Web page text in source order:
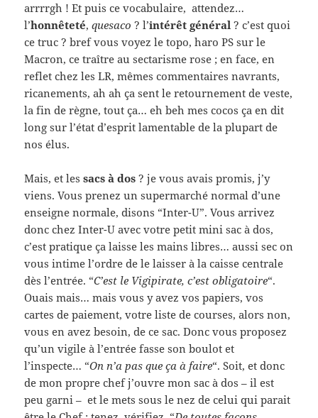
arrrrgh ! Et puis ce vocabulaire, attendez…
l’honnêteté,quesaco ? l’intérêt général ? c’est quoi
ce truc ? bref vous voyez le topo, haro PS sur le
Macron, ce traître au sectarisme rose ; en face, en
reflet chez les LR, mêmes commentaires navrants,
ricanements, ah ah ça sent le retournement de veste,
la fin de règne, tout ça… eh beh mes cocos ça en dit
long sur l’état d’esprit lamentable de la plupart de
nos élus.
Mais, et lessacs à dos ? je vous avais promis, j’y
viens. Vous prenez un supermarché normal d’une
enseigne normale, disons “Inter-U”. Vous arrivez
donc chez Inter-U avec votre petit mini sac à dos,
c’est pratique ça laisse les mains libres… aussi sec on
vous intime l’ordre de le laisser à la caisse centrale
dès l’entrée. “C’est le Vigipirate, c’est obligatoire“.
Ouais mais… mais vous y avez vos papiers, vos
cartes de paiement, votre liste de courses, alors non,
vous en avez besoin, de ce sac. Donc vous proposez
qu’un vigile à l’entrée fasse son boulot et
l’inspecte… “On n’a pas que ça à faire“. Soit, et donc
de mon propre chef j’ouvre mon sac à dos – il est
peu garni – et le mets sous le nez de celui qui parait